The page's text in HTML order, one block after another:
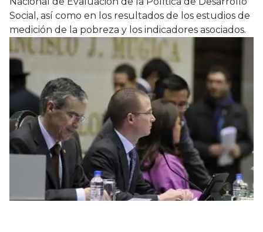
Social, así como en los resultados de los estudios de
medición de la pobreza y los indicadores asociados.